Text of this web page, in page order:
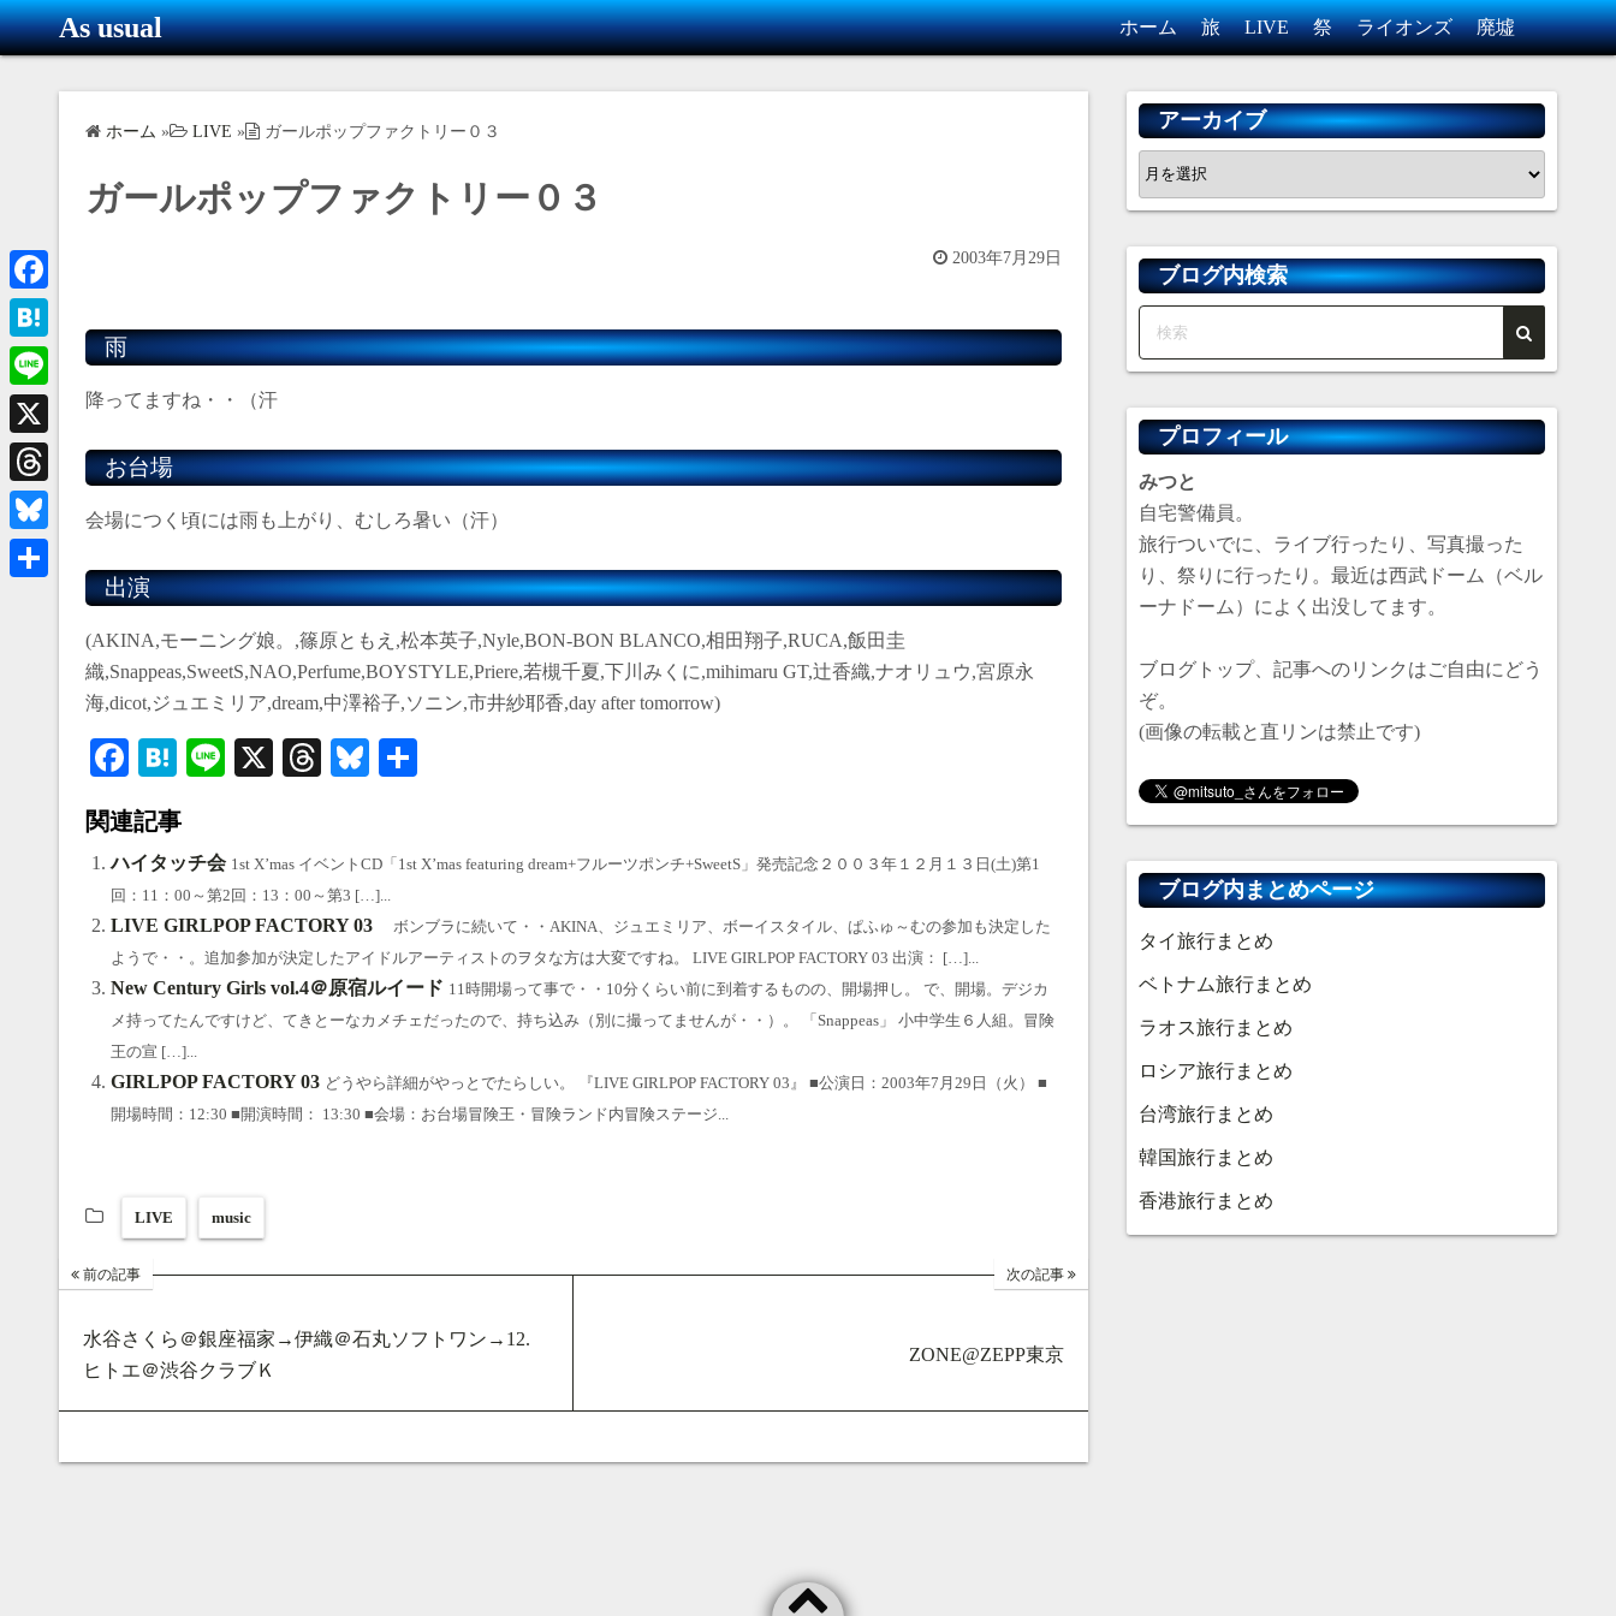
コ
ン
ッ
プ
As usual ホーム 旅 LIVE 祭 ライオンズ 廃墟
ホーム » LIVE » ガールポップファクトリー０３
ガールポップファクトリー０３
2003年7月29日
雨
降ってますね・・（汗
お台場
会場につく頃には雨も上がり、むしろ暑い（汗）
出演
(AKINA,モーニング娘。,篠原ともえ,松本英子,Nyle,BON-BON BLANCO,相田翔子,RUCA,飯田圭
織,Snappeas,SweetS,NAO,Perfume,BOYSTYLE,Priere,若槻千夏,下川みくに,mihimaru GT,辻香織,ナオリュウ,宮原永
海,dicot,ジュエミリア,dream,中澤裕子,ソニン,市井紗耶香,day after tomorrow)
Fa
bo
ok
H
en
a
Li
X
T
ds
Bl
y
関連記事
ハイタッチ会 1st X’mas イベントCD「1st X’mas featuring dream+フルーツポンチ+SweetS」発売記念２００３年１２月１３日(土)第1
回：11：00～第2回：13：00～第3 […]...
LIVE GIRLPOP FACTORY 03
ボンブラに続いて・・AKINA、ジュエミリア、ボーイスタイル、ぱふゅ～むの参加も決定した
ようで・・。追加参加が決定したアイドルアーティストのヲタな方は大変ですね。 LIVE GIRLPOP FACTORY 03 出演： […]...
New Century Girls vol.4＠原宿ルイード 11時開場って事で・・10分くらい前に到着するものの、開場押し。 で、開場。デジカ
メ持ってたんですけど、てきとーなカメチェだったので、持ち込み（別に撮ってませんが・・）。 「Snappeas」 小中学生６人組。冒険
王の宣 […]...
GIRLPOP FACTORY 03 どうやら詳細がやっとでたらしい。 『LIVE GIRLPOP FACTORY 03』 ■公演日：2003年7月29日（火） ■
開場時間：12:30 ■開演時間： 13:30 ■会場：お台場冒険王・冒険ランド内冒険ステージ...
LIVE music
前の記事
水谷さくら＠銀座福家→伊織＠石丸ソフトワン→12.
ヒトエ＠渋谷クラブＫ
次の記事
ZONE@ZEPP東京
アーカイブ
ア
ー
イ
ブ
ブログ内検索
プロフィール
みつと
自宅警備員。
旅行ついでに、ライブ行ったり、写真撮った
り、祭りに行ったり。最近は西武ドーム（ベル
ーナドーム）によく出没してます。
ブログトップ、記事へのリンクはご自由にどう
ぞ。
(画像の転載と直リンは禁止です)
ブログ内まとめページ
タイ旅行まとめ
ベトナム旅行まとめ
ラオス旅行まとめ
ロシア旅行まとめ
台湾旅行まとめ
韓国旅行まとめ
香港旅行まとめ
F
a
c
e
b
o
o
k
H
a
t
e
n
a
L
i
n
X
T
h
r
B